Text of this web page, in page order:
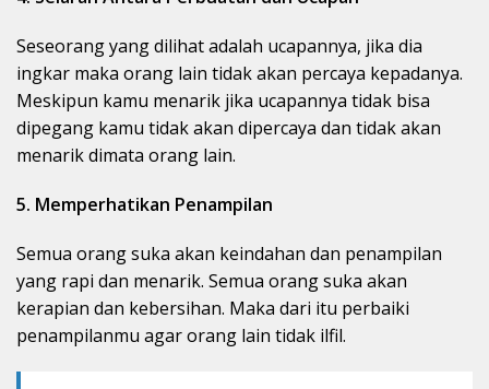
Seseorang yang dilihat adalah ucapannya, jika dia
ingkar maka orang lain tidak akan percaya kepadanya.
Meskipun kamu menarik jika ucapannya tidak bisa
dipegang kamu tidak akan dipercaya dan tidak akan
menarik dimata orang lain.
5. Memperhatikan Penampilan
Semua orang suka akan keindahan dan penampilan
yang rapi dan menarik. Semua orang suka akan
kerapian dan kebersihan. Maka dari itu perbaiki
penampilanmu agar orang lain tidak ilfil.